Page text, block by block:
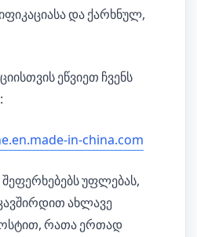
და ქარხნულ,
ეწვიეთ ჩვენს
in-china.com
შეფერხებებს უფლებას,
ახლავე
რათა ერთად